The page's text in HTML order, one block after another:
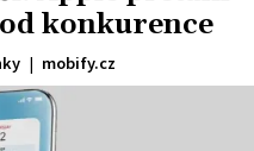
konkurence
| mobify.cz